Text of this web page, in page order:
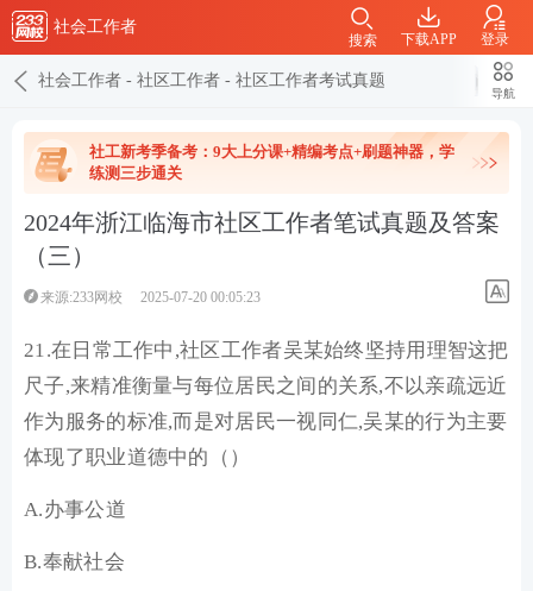
社会工作者
下载APP 登录
搜索
社会工作者 - 社区工作者 - 社区工作者考试真题
导航
社工新考季备考：9大上分课+精编考点+刷题神器，学
练测三步通关
2024年浙江临海市社区工作者笔试真题及答案
（三）
来源:233网校 2025-07-20 00:05:23
21.在日常工作中,社区工作者吴某始终坚持用理智这把
尺子,来精准衡量与每位居民之间的关系,不以亲疏远近
作为服务的标准,而是对居民一视同仁,吴某的行为主要
体现了职业道德中的（）
A.办事公道
B.奉献社会